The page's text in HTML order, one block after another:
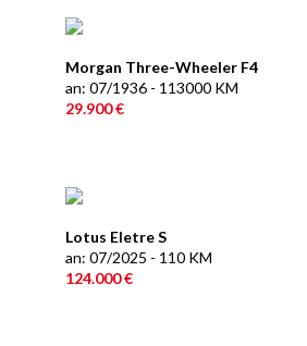
Morgan Three-Wheeler F4
an: 07/1936 - 113000 KM
29.900 €
Lotus Eletre S
an: 07/2025 - 110 KM
124.000 €